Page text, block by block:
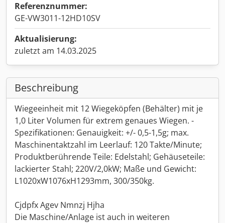
Referenznummer:
GE-VW3011-12HD10SV
Aktualisierung:
zuletzt am 14.03.2025
Beschreibung
Wiegeeinheit mit 12 Wiegeköpfen (Behälter) mit je
1,0 Liter Volumen für extrem genaues Wiegen. -
Spezifikationen: Genauigkeit: +/- 0,5-1,5g; max.
Maschinentaktzahl im Leerlauf: 120 Takte/Minute;
Produktberührende Teile: Edelstahl; Gehäuseteile:
lackierter Stahl; 220V/2,0kW; Maße und Gewicht:
L1020xW1076xH1293mm, 300/350kg.
Cjdpfx Agev Nmnzj Hjha
Die Maschine/Anlage ist auch in weiteren